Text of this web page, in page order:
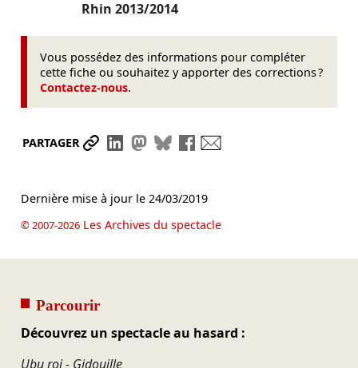
Rhin 2013/2014
Vous possédez des informations pour compléter
cette fiche ou souhaitez y apporter des corrections ?
Contactez-nous.
PARTAGER Partager le lien
Partager sur LinkedIn
Partager sur Mastodon
Partager sur Bluesky
Partager sur Facebook
Dernière mise à jour le 24/03/2019
© 2007-2026Les Archives du spectacle
Parcourir
Découvrez un spectacle au hasard :
Ubu roi - Gidouille